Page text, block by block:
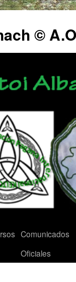
©
Comunicados
Oficiales